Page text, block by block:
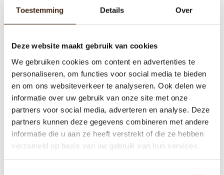
Toestemming Details Over
Deze website maakt gebruik van cookies
We gebruiken cookies om content en advertenties te
personaliseren, om functies voor social media te bieden
en om ons websiteverkeer te analyseren. Ook delen we
informatie over uw gebruik van onze site met onze
partners voor social media, adverteren en analyse. Deze
partners kunnen deze gegevens combineren met andere
informatie die u aan ze heeft verstrekt of die ze hebben
verzameld op basis van uw gebruik van hun services.
Toevoegen aan winkelwagen